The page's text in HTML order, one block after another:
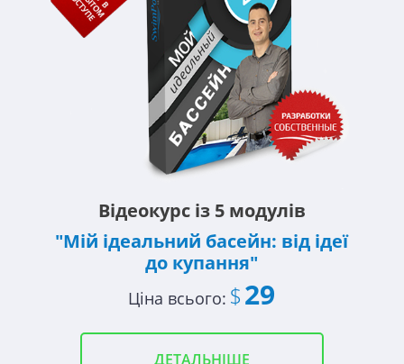
Відеокурс із 5 модулів
"Мій ідеальний басейн: від ідеї
до купання"
Ціна всього: $29
ДЕТАЛЬНІШЕ